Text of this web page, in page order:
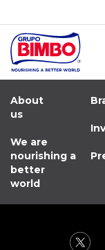
About
us
We are
nourishing a
better
world